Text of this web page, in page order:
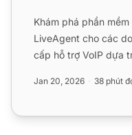
Khám phá phần
LiveAgent cho các
cấp hỗ trợ VoIP dựa
Jan 20, 2026 38 phút